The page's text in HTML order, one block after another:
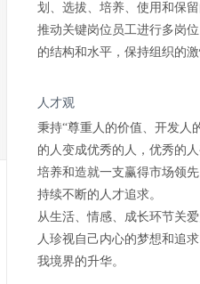
划、选拔、培养、使用和保留
推动关键岗位员工进行多岗
的结构和水平，保持组织的激
人才观
秉持“尊重人的价值、开发人
的人变成优秀的人，优秀的
培养和造就一支赢得市场领
持续不断的人才追求。
从生活、情感、成长环节关爱
人珍视自己内心的梦想和追
我境界的升华。